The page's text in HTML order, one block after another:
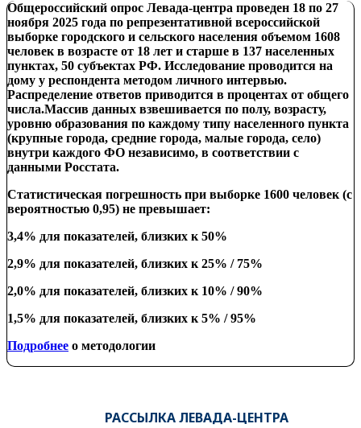
Общероссийский опрос Левада-центра проведен 18 по 27
ноября 2025 года по репрезентативной всероссийской
выборке городского и сельского населения объемом 1608
человек в возрасте от 18 лет и старше в 137 населенных
пунктах, 50 субъектах РФ. Исследование проводится на
дому у респондента методом личного интервью.
Распределение ответов приводится в процентах от общего
числа.Массив данных взвешивается по полу, возрасту,
уровню образования по каждому типу населенного пункта
(крупные города, средние города, малые города, село)
внутри каждого ФО независимо, в соответствии с
данными Росстата.
Статистическая погрешность при выборке 1600 человек (с
вероятностью 0,95) не превышает:
3,4% для показателей, близких к 50%
2,9% для показателей, близких к 25% / 75%
2,0% для показателей, близких к 10% / 90%
1,5% для показателей, близких к 5% / 95%
Подробнее о методологии
РАССЫЛКА ЛЕВАДА-ЦЕНТРА